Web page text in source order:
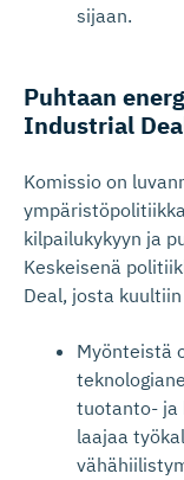
sijaan.
Puhtaan
Industrial
Komissio on
kilpailukykyyn ja
Keskeisenä
Deal, josta
Myönteistä
tuotanto- ja
laajaa